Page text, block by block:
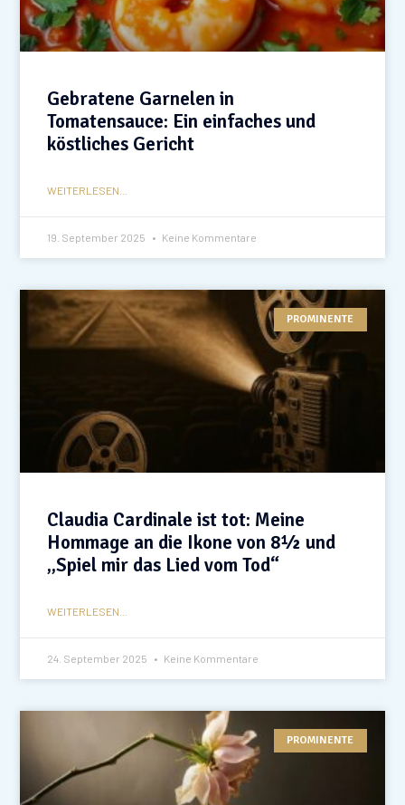
Gebratene Garnelen in
Tomatensauce: Ein einfaches und
köstliches Gericht
WEITERLESEN...
19. September 2025 Keine Kommentare
PROMINENTE
Claudia Cardinale ist tot: Meine
Hommage an die Ikone von 8½ und
„Spiel mir das Lied vom Tod“
WEITERLESEN...
24. September 2025 Keine Kommentare
PROMINENTE